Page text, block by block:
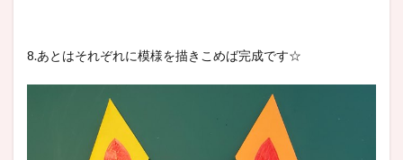
8.あとはそれぞれに模様を描きこめば完成です☆